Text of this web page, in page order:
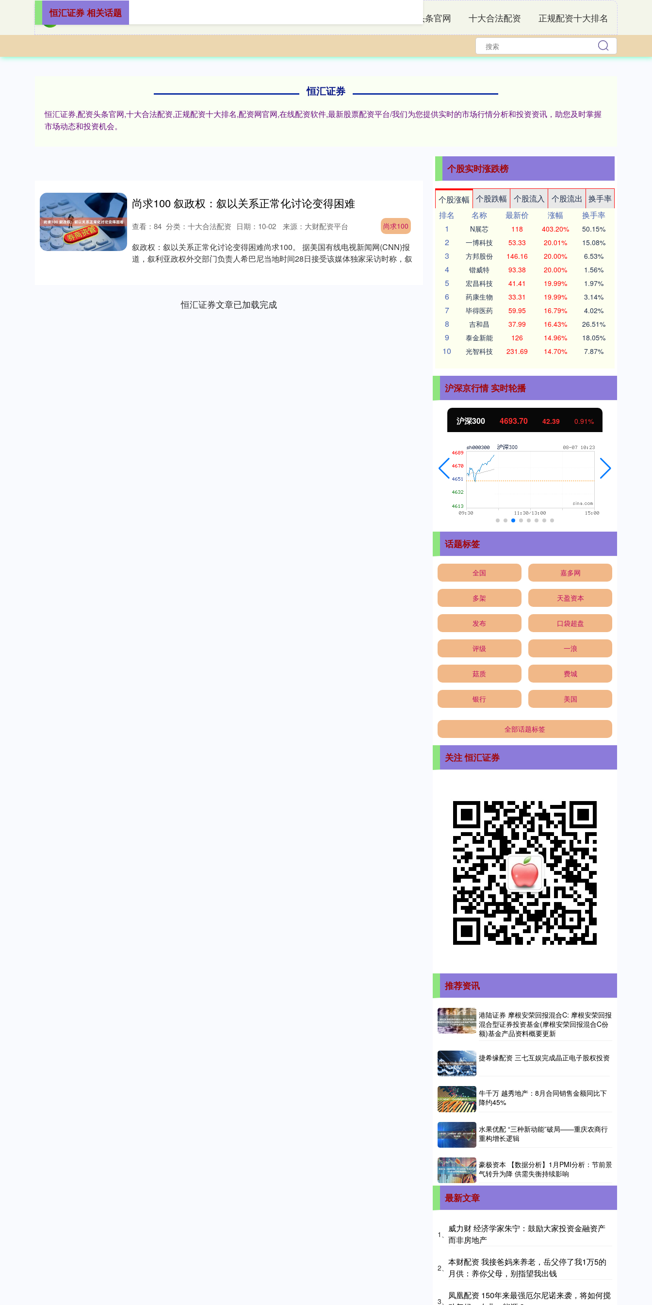
配资头条官网 十大合法配资 正规配资十大排名
恒汇证券
恒汇证券,配资头条官网,十大合法配资,正规配资十大排名,配资网官网,在线配资软件,最新股票配资平台/我们为您提供实时的市场行情分析和投资资讯，助您及时掌握
市场动态和投资机会。
恒汇证券 相关话题
尚求100 叙政权：叙以关系正常化讨论变得困难
尚求100
日期：10-02 来源：大财配资平台
查看： 84 分类： 十大合法配资
叙政权：叙以关系正常化讨论变得困难尚求100。 据美国有线电视新闻网(CNN)报
道，叙利亚政权外交部门负责人希巴尼当地时间28日接受该媒体独家采访时称，叙
恒汇证券文章已加载完成
个股实时涨跌榜
个股涨幅 个股跌幅 个股流入 个股流出
换手率
排名
名称 最新价 涨幅
换手率
1
N展芯 118 403.20% 50.15%
2 一博科技 53.33 20.01% 15.08%
3 方邦股份 146.16 20.00% 6.53%
4 锴威特 93.38 20.00% 1.56%
5 宏昌科技 41.41 19.99% 1.97%
6 药康生物 33.31 19.99% 3.14%
7 毕得医药 59.95 16.79% 4.02%
8 吉和昌 37.99 16.43% 26.51%
9 泰金新能 126 14.96% 18.05%
10 光智科技 231.69 14.70% 7.87%
沪深京行情 实时轮播
沪深300 4693.70 42.39 0.91%
话题标签
全国 嘉多网
多架 天盈资本
发布 口袋超盘
评级 一浪
菇质 费城
银行 美国
全部话题标签
关注 恒汇证券
推荐资讯
港陆证券 摩根安荣回报混合C: 摩根安荣回报
混合型证券投资基金(摩根安荣回报混合C份
额)基金产品资料概要更新
捷希缘配资 三七互娱完成晶正电子股权投资
牛千万 越秀地产：8月合同销售金额同比下
降约45%
水果优配 “三种新动能”破局——重庆农商行
重构增长逻辑
豪极资本 【数据分析】1月PMI分析：节前景
气转升为降 供需失衡持续影响
最新文章
1、
威力财 经济学家朱宁：鼓励大家投资金融资产
而非房地产
2、
本财配资 我接爸妈来养老，岳父停了我1万5的
月供：养你父母，别指望我出钱
3、
凤凰配资 150年来最强厄尔尼诺来袭，将如何搅